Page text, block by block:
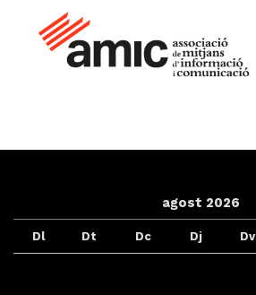
agost 2026
Dl Dt Dc Dj Dv